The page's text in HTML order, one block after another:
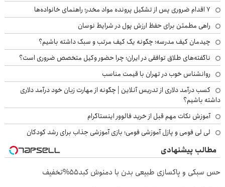
۷ اقدام ضروری پس از تشکیل پرونده مواد مخدر؛ راهنمای خانواده‌ها
راهی مطمئن برای حفظ ارزش پول در شرایط نوسان
چیدمان کیف مدرسه؛ چگونه یک کیف مرتب و سبک داشته باشیم؟
ناگفته‌های طلاق توافقی در ایران؛ چرا حضور وکیل متخصص ضروری است؟
روانشناس خوب در تهران با قیمت مناسب
کسب درآمد دلاری از تدریس آنلاین | چگونه از مهارت زبان خود درآمد دلاری
داشته باشیم؟
آموزش نکات مهم قبل از خرید فالوور اینستاگرام
لی لی فومی و پازل آموزشی فومی؛ بازی آموزشی جذاب برای رشد کودکان
مطالب پیشنهادی
حس سبکی و پاکسازی طبیعی بدن با دمنوش کبد55%تخفیف